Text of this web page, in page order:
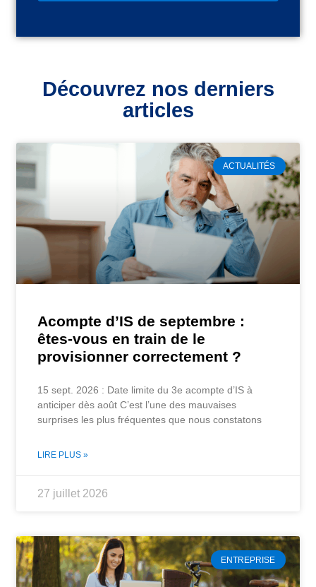
Découvrez nos derniers
articles
ACTUALITÉS
Acompte d’IS de septembre :
êtes-vous en train de le
provisionner correctement ?
15 sept. 2026 : Date limite du 3e acompte d’IS à
anticiper dès août C’est l’une des mauvaises
surprises les plus fréquentes que nous constatons
LIRE PLUS »
27 juillet 2026
ENTREPRISE